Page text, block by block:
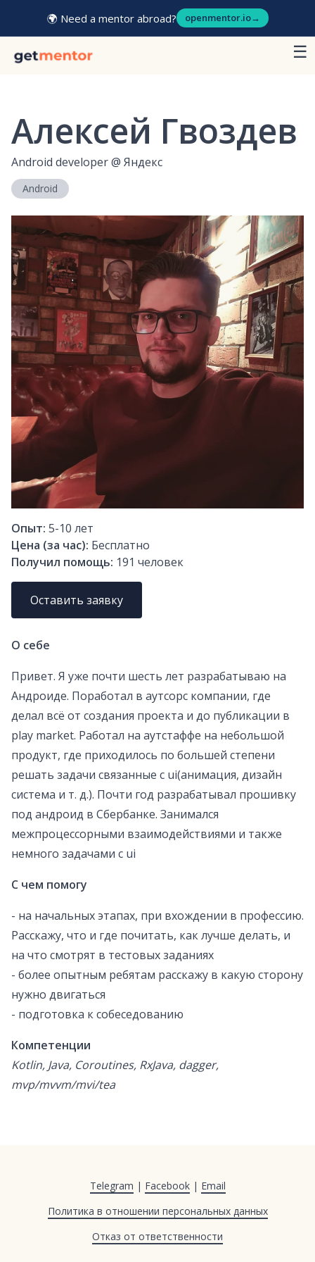
🌍 Need a mentor abroad? openmentor.io→
☰
Алексей Гвоздев
Android developer@ Яндекс
Android
Опыт: 5-10 лет
Цена (за час): Бесплатно
Получил помощь: 191 человек
Оставить заявку
О себе
Привет. Я уже почти шесть лет разрабатываю на
Андроиде. Поработал в аутсорс компании, где
делал всё от создания проекта и до публикации в
play market. Работал на аутстаффе на небольшой
продукт, где приходилось по большей степени
решать задачи связанные с ui(анимация, дизайн
система и т. д.). Почти год разрабатывал прошивку
под андроид в Сбербанке. Занимался
межпроцессорными взаимодействиями и также
немного задачами с ui
С чем помогу
- на начальных этапах, при вхождении в профессию.
Расскажу, что и где почитать, как лучше делать, и
на что смотрят в тестовых заданиях
- более опытным ребятам расскажу в какую сторону
нужно двигаться
- подготовка к собеседованию
Компетенции
Kotlin, Java, Coroutines, RxJava, dagger,
mvp/mvvm/mvi/tea
Telegram | Facebook| Email
Политика в отношении персональных данных
Отказ от ответственности